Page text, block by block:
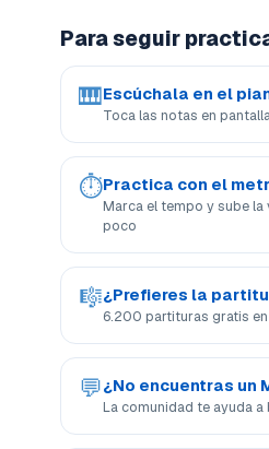
Para seguir
🎹Escúchala en el
Toca las notas en
⏱Practica con el
Marca el tempo y sube
poco
🎼¿Prefieres la
6.200 partituras gratis
💬¿No encuentras un
La comunidad te ayuda a